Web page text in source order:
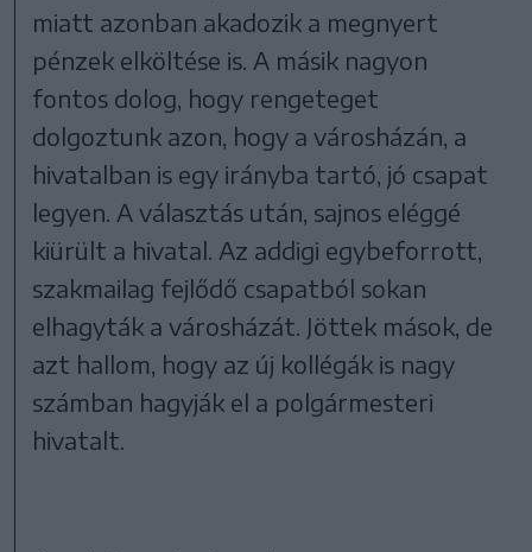
miatt azonban akadozik a megnyert
pénzek elköltése is. A másik nagyon
fontos dolog, hogy rengeteget
dolgoztunk azon, hogy a városházán, a
hivatalban is egy irányba tartó, jó csapat
legyen. A választás után, sajnos eléggé
kiürült a hivatal. Az addigi egybeforrott,
szakmailag fejlődő csapatból sokan
elhagyták a városházát. Jöttek mások, de
azt hallom, hogy az új kollégák is nagy
számban hagyják el a polgármesteri
hivatalt.